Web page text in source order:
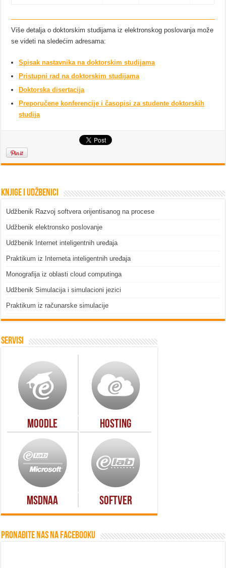
Više detalja o doktorskim studijama iz elektronskog poslovanja može
se videti na sledećim adresama:
Spisak nastavnika na doktorskim studijama
Pristupni rad na doktorskim studijama
Doktorska disertacija
Preporučene konferencije i časopisi za studente doktorskih
studija
Knjige i udžbenici
Udžbenik Razvoj softvera orijentisanog na procese
Udžbenik elektronsko poslovanje
Udžbenik Internet inteligentnih uređaja
Praktikum iz Interneta inteligentnih uređaja
Monografija iz oblasti cloud computinga
Udžbenik Simulacija i simulacioni jezici
Praktikum iz računarske simulacije
Servisi
Moodle Hosting
MSDNAA Softver
Pronađite nas na Facebooku